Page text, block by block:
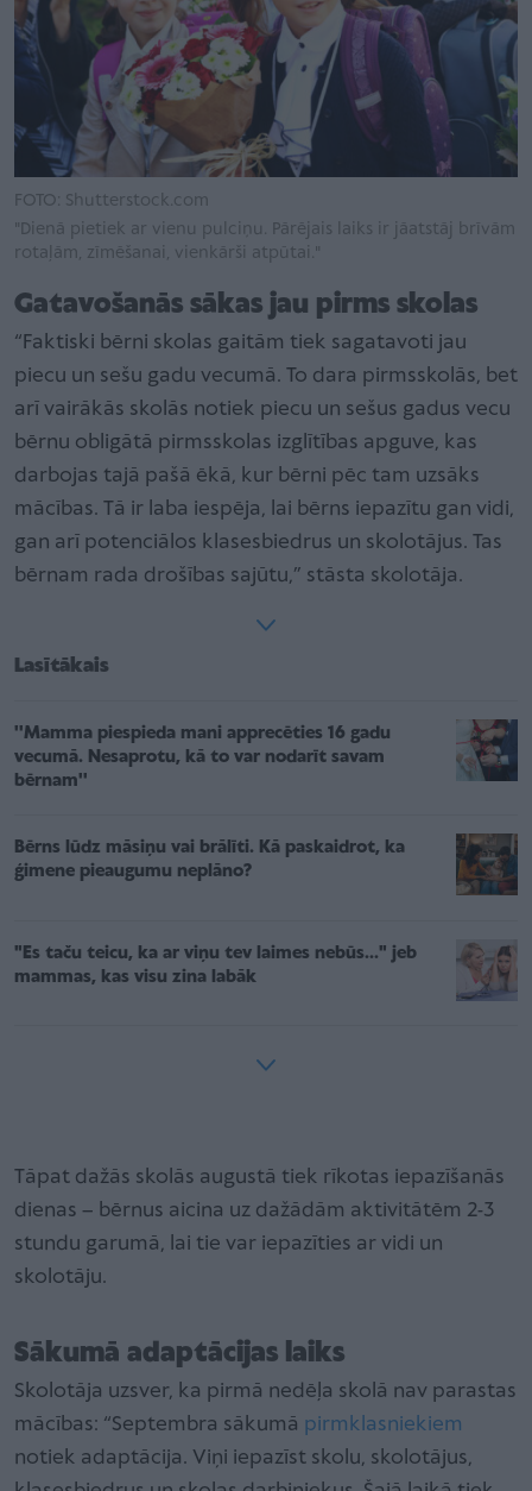
FOTO: Shutterstock.com
"Dienā pietiek ar vienu pulciņu. Pārējais laiks ir jāatstāj brīvām
rotaļām, zīmēšanai, vienkārši atpūtai."
Gatavošanās sākas jau pirms skolas
“Faktiski bērni skolas gaitām tiek sagatavoti jau
piecu un sešu gadu vecumā. To dara pirmsskolās, bet
arī vairākās skolās notiek piecu un sešus gadus vecu
bērnu obligātā pirmsskolas izglītības apguve, kas
darbojas tajā pašā ēkā, kur bērni pēc tam uzsāks
mācības. Tā ir laba iespēja, lai bērns iepazītu gan vidi,
gan arī potenciālos klasesbiedrus un skolotājus. Tas
bērnam rada drošības sajūtu,” stāsta skolotāja.
Lasītākais
''Mamma piespieda mani apprecēties 16 gadu
vecumā. Nesaprotu, kā to var nodarīt savam
bērnam''
Bērns lūdz māsiņu vai brālīti. Kā paskaidrot, ka
ģimene pieaugumu neplāno?
"Es taču teicu, ka ar viņu tev laimes nebūs..." jeb
mammas, kas visu zina labāk
Tāpat dažās skolās augustā tiek rīkotas iepazīšanās
dienas – bērnus aicina uz dažādām aktivitātēm 2-3
stundu garumā, lai tie var iepazīties ar vidi un
skolotāju.
Sākumā adaptācijas laiks
Skolotāja uzsver, ka pirmā nedēļa skolā nav parastas
mācības: “Septembra sākumā pirmklasniekiem
notiek adaptācija. Viņi iepazīst skolu, skolotājus,